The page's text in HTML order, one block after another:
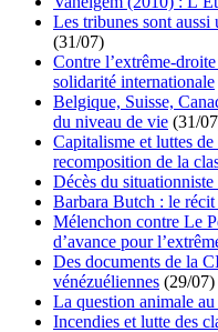
Les tribunes sont aussi
(31/07)
Contre l’extrême-
solidarité internationale
Belgique, Suisse,
du niveau de vie (31/
Capitalisme et luttes
recomposition de la
Décès du
Barbara Butch : le
Mélenchon contre Le
d’avance pour
Des documents de la
vénézuéliennes (29/07)
La question animale
Incendies et lutte des